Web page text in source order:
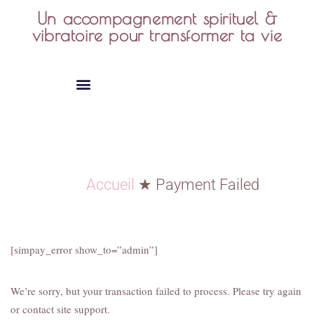
Un accompagnement spirituel &
vibratoire pour transformer ta vie
Accueil ★ Payment Failed
[simpay_error show_to=”admin”]
We’re sorry, but your transaction failed to process. Please try again
or contact site support.